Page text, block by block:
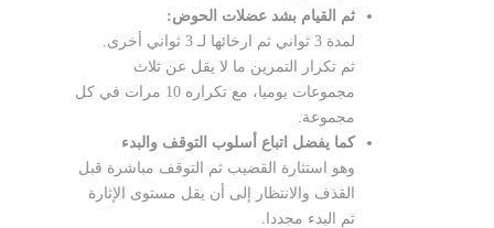
ثم القيام بشد عضلات الحوض:
لمدة 3 ثواني ثم ارخائها لـ 3 ثواني أخرى.
ثمتكرار التمرين ما لا يقل عن ثلاث
مجموعات يوميا، مع تكراره 10 مرات في كل
مجموعة.
كما يفضل اتباع أسلوب التوقف والبدء
وهو استثارة القضيب ثم التوقف مباشرة قبل
القذف والانتظار إلى أن يقل مستوى الإثارة
ثم البدء مجددا.